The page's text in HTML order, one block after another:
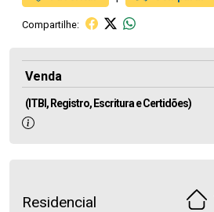
Compartilhe:
Venda
(ITBI, Registro, Escritura e Certidões)
Residencial